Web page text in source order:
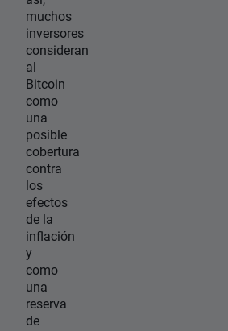
muchos
inversores
consideran
al
Bitcoin
como
una
posible
cobertura
contra
los
efectos
de la
inflación
y
como
una
reserva
de